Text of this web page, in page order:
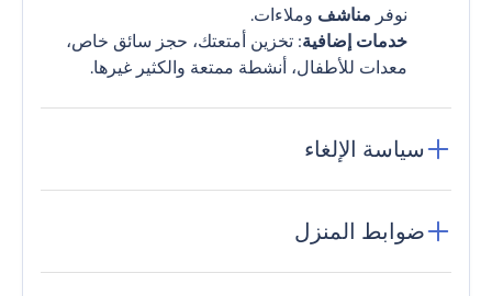
نوفر مناشف وملاءات.
خدمات إضافية: تخزين أمتعتك، حجز سائق خاص،
معدات للأطفال، أنشطة ممتعة والكثير غيرها.
سياسة الإلغاء
ضوابط المنزل